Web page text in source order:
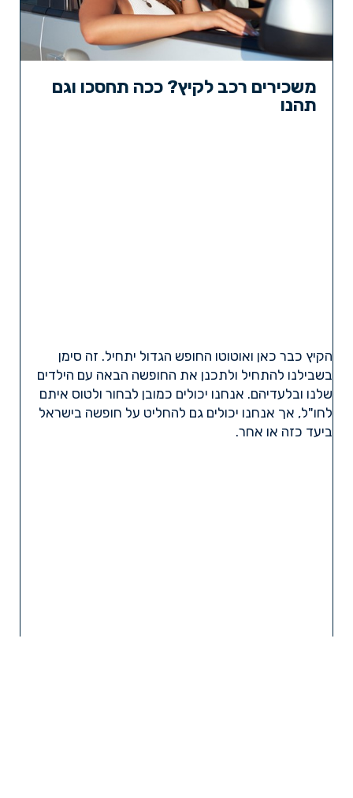
משכירים רכב לקיץ? ככה תחסכו וגם
תהנו
הקיץ כבר כאן ואוטוטו החופש הגדול יתחיל. זה סימן
בשבילנו להתחיל ולתכנן את החופשה הבאה עם הילדים
שלנו ובלעדיהם. אנחנו יכולים כמובן לבחור ולטוס איתם
לחו"ל, אך אנחנו יכולים גם להחליט על חופשה בישראל
ביעד כזה או אחר.